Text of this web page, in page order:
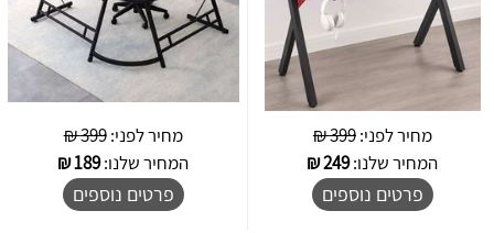
מחיר לפני:399 ₪
המחיר שלנו:249
₪
פרטים נוספים
מחיר לפני:399 ₪
המחיר שלנו:189
₪
פרטים נוספים